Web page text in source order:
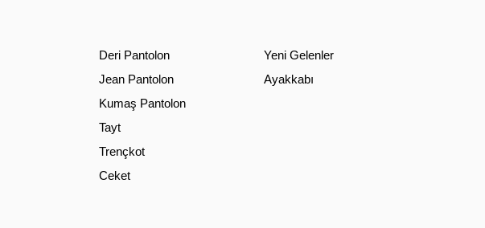
Deri Pantolon
Jean Pantolon
Kumaş Pantolon
Tayt
Trençkot
Ceket
Yeni Gelenler
Ayakkabı